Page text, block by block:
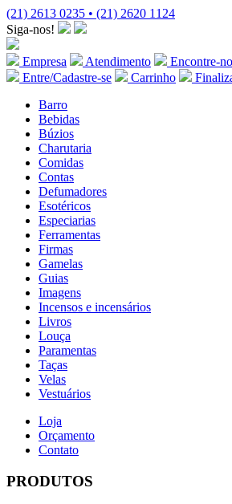
(21) 2613 0235 • (21) 2620 1124
Siga-nos!
Empresa Atendimento
Encontre-
Entre/Cadastre-se
Carrinho
Barro
Bebidas
Búzios
Charutaria
Comidas
Contas
Defumadores
Esotéricos
Especiarias
Ferramentas
Firmas
Gamelas
Guias
Imagens
Incensos e incensários
Livros
Louça
Paramentas
Taças
Velas
Vestuários
Loja
Orçamento
Contato
PRODUTOS